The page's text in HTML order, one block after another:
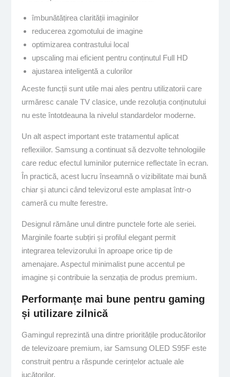
îmbunătățirea clarității imaginilor
reducerea zgomotului de imagine
optimizarea contrastului local
upscaling mai eficient pentru conținutul Full HD
ajustarea inteligentă a culorilor
Aceste funcții sunt utile mai ales pentru utilizatorii care
urmăresc canale TV clasice, unde rezoluția conținutului
nu este întotdeauna la nivelul standardelor moderne.
Un alt aspect important este tratamentul aplicat
reflexiilor. Samsung a continuat să dezvolte tehnologiile
care reduc efectul luminilor puternice reflectate în ecran.
În practică, acest lucru înseamnă o vizibilitate mai bună
chiar și atunci când televizorul este amplasat într-o
cameră cu multe ferestre.
Designul rămâne unul dintre punctele forte ale seriei.
Marginile foarte subțiri și profilul elegant permit
integrarea televizorului în aproape orice tip de
amenajare. Aspectul minimalist pune accentul pe
imagine și contribuie la senzația de produs premium.
Performanțe mai bune pentru gaming
și utilizare zilnică
Gamingul reprezintă una dintre prioritățile producătorilor
de televizoare premium, iar Samsung OLED S95F este
construit pentru a răspunde cerințelor actuale ale
jucătorilor.